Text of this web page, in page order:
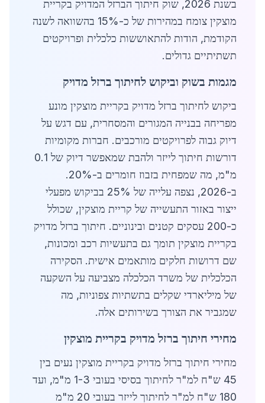
בשנת 2026, שוק חיתוך הברזל המדויק בקריית
מוצקין צומח במהירות של כ-15% בהשוואה לשנה
הקודמת, הודות להתאוששות כלכלית ופרויקטים
תשתיתיים גדולים.
מגמות בשוק וביקוש לחיתוך ברזל מדויק
ביקוש לחיתוך ברזל מדויק בקריית מוצקין מונע
מפריחה בבנייה המגורים והמסחרית, עם דגש על
דיוק גבוה לפרויקטים מורכבים. חברות מקומיות
דורשות חיתוך לייזר ולהבת שמאפשר דיוק של 0.1
מ"מ, מה שמפחית בזבוז חומרים ב-20%.
ב-2026, נצפה עלייה של 25% בביקוש מפעלי
ייצור באזור התעשייה של קריית מוצקין, שכולל
כ-200 עסקים קטנים ובינוניים. חיתוך ברזל מדויק
בקריית מוצקין תומך גם בתעשיות רכב ומכונות,
שם דרושות חלקים מותאמים אישית. הסקירה
הכלכלית של משרד הכלכלה מצביעה על השקעה
של מיליארדי שקלים בתשתיות צפוניות, מה
שמגביר את הצורך בשירותים אלה.
מחירי חיתוך ברזל מדויק בקריית מוצקין
מחירי חיתוך ברזל מדויק בקריית מוצקין נעים בין
45 ש"ח למ"ר לחיתוך בסיסי בעובי 1-3 מ"מ, ועד
180 ש"ח למ"ר לחיתוך לייזר בעובי 20 מ"מ